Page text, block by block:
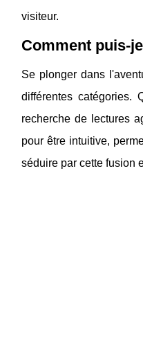
visiteur.
Comment puis-
Se plonger dans
différentes
recherche de lectures
pour être intuitive,
séduire par cette fusion